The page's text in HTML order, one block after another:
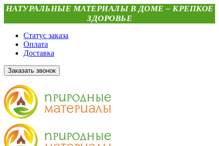
НАТУРАЛЬНЫЕ МАТЕРИАЛЫ В ДОМЕ – КРЕПКОЕ
ЗДОРОВЬЕ
Статус заказа
Оплата
Доставка
Заказать звонок